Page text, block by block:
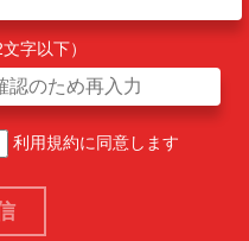
字以下）
利用規約に同意します